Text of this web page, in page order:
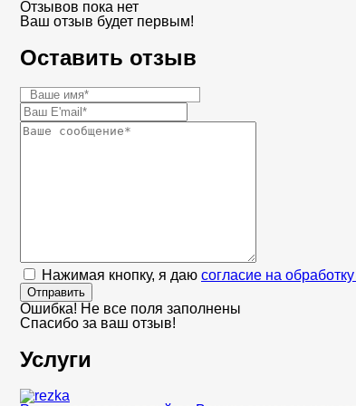
Отзывов пока нет
Ваш отзыв будет первым!
Оставить отзыв
Нажимая кнопку, я даю согласие на
Отправить
Ошибка! Не все поля заполнены
Спасибо за ваш отзыв!
Услуги